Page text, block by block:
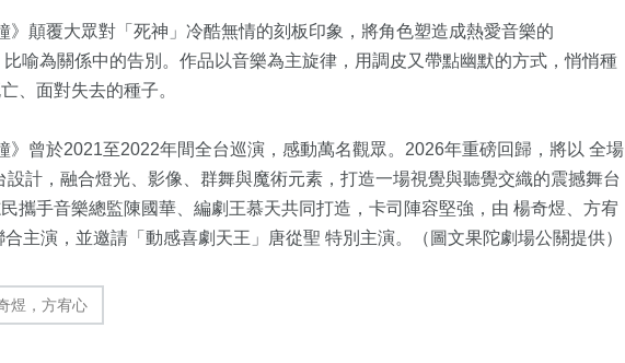
》顛覆大眾對「死神」冷酷無情的刻板印象，將角色塑造成熱愛音樂的
喻為關係中的告別。作品以音樂為主旋律，用調皮又帶點幽默的方式，悄悄種
、面對失去的種子。
》曾於2021至2022年間全台巡演，感動萬名觀眾。2026年重磅回歸，將以 全場
設計，融合燈光、影像、群舞與魔術元素，打造一場視覺與聽覺交織的震撼舞台
攜手音樂總監陳國華、編劇王慕天共同打造，卡司陣容堅強，由 楊奇煜、方宥
主演，並邀請「動感喜劇天王」唐從聖 特別主演。（圖文果陀劇場公關提供）
煜，方宥心